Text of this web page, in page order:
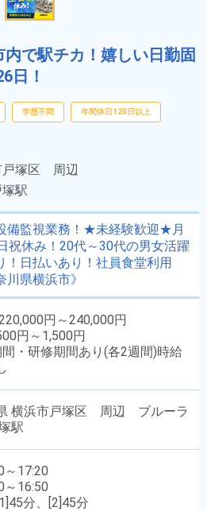
で駅チカ！嬉しい日勤固
日！
学歴不問 年間休日120日以上
戸塚区 周辺
駅
備監視業務！★未経験歓迎★月
祝休み！20代～30代の男女活躍
！日払いあり！社員食堂利用
県横浜市》
円～240,000円
円～1,500円
・研修期間あり(各2週間)時給
横浜市戸塚区 周辺 ブルーラ
駅
～17:20
～16:50
分、[2]45分